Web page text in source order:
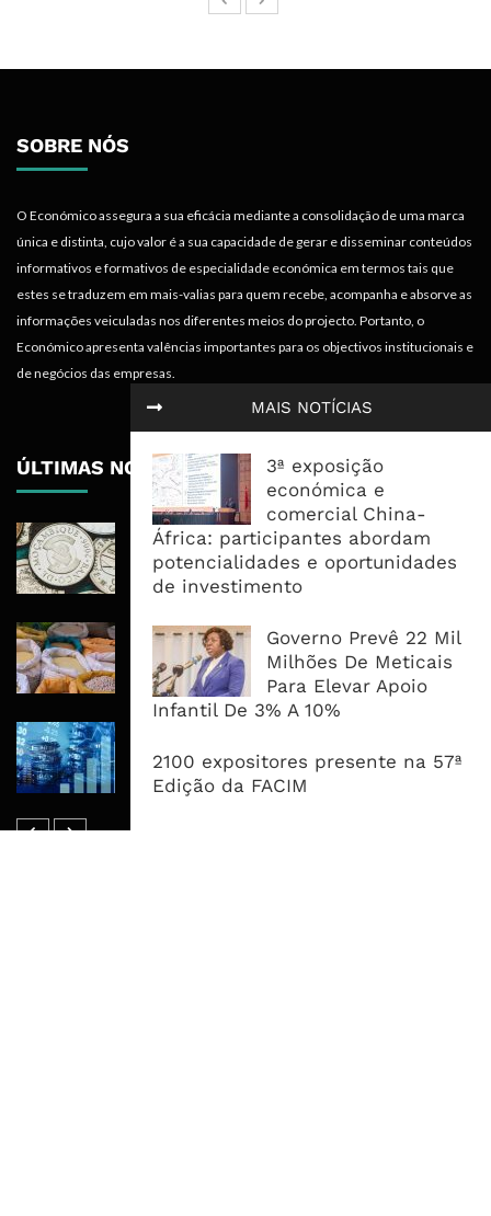
MAIS NOTÍCIAS
3ª exposição
económica e
comercial China-
África: participantes abordam
potencialidades e oportunidades
de investimento
Governo Prevê 22 Mil
Milhões De Meticais
Para Elevar Apoio
Infantil De 3% A 10%
2100 expositores presente na 57ª
Edição da FACIM
SOBRE NÓS
O Económico assegura a sua eficácia mediante a consolidação de uma marca
única e distinta, cujo valor é a sua capacidade de gerar e disseminar conteúdos
informativos e formativos de especialidade económica em termos tais que
estes se traduzem em mais-valias para quem recebe, acompanha e absorve as
informações veiculadas nos diferentes meios do projecto. Portanto, o
Económico apresenta valências importantes para os objectivos institucionais e
de negócios das empresas.
ÚLTIMAS NOTÍCIAS
Economia Moçambicana Procura
Recuperar em 2026, Mas Crédito,
Dívida e Divisas Limitam Aceleração
Commodities Agrícolas Entram Numa
Nova Fase de Risco Após Meses de
Oferta Confortável
PIB e Pressão Desloca-se Para o
Endividamento Interno